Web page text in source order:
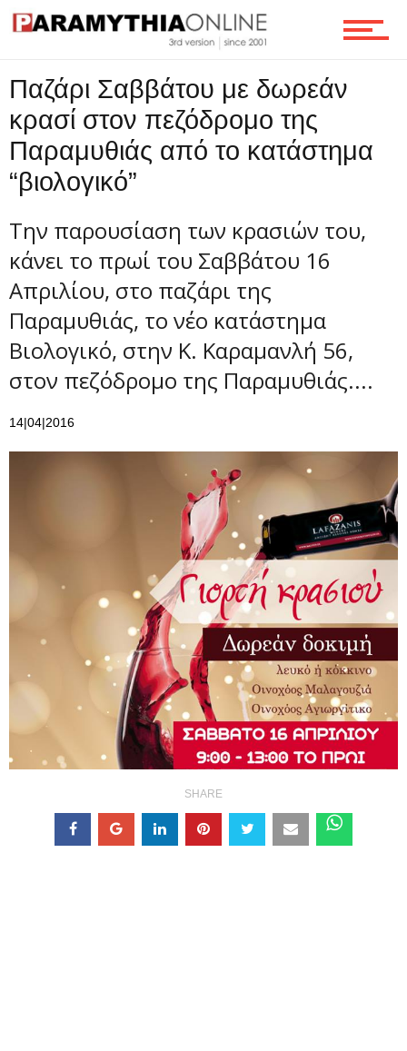
Τεχνολογία
Επικοινωνία
Παζάρι Σαββάτου με δωρεάν
κρασί στον πεζόδρομο της
Παραμυθιάς από το κατάστημα
“βιολογικό”
Την παρουσίαση των κρασιών του,
κάνει το πρωί του Σαββάτου 16
Απριλίου, στο παζάρι της
Παραμυθιάς, το νέο κατάστημα
Βιολογικό, στην Κ. Καραμανλή 56,
στον πεζόδρομο της Παραμυθιάς....
14|04|2016
SHARE